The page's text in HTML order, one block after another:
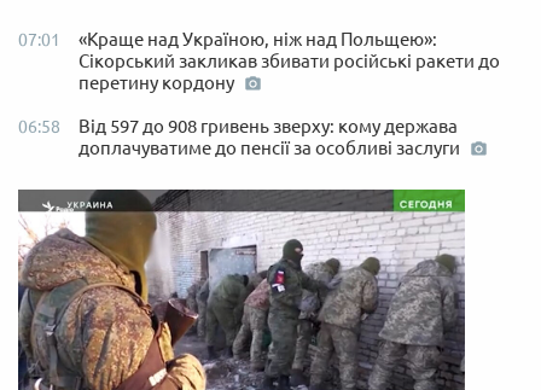
07:01
«Краще над Україною, ніж над Польщею»:
Сікорський закликав збивати російські ракети до
перетину кордону
06:58
Від 597 до 908 гривень зверху: кому держава
доплачуватиме до пенсії за особливі заслуги